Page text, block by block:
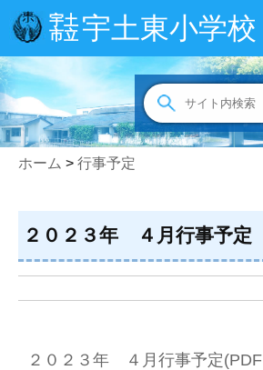
宇土
市立 宇土東小学校
ホーム > 行事予定
２０２３年 ４月行事予定
２０２３年 ４月行事予定